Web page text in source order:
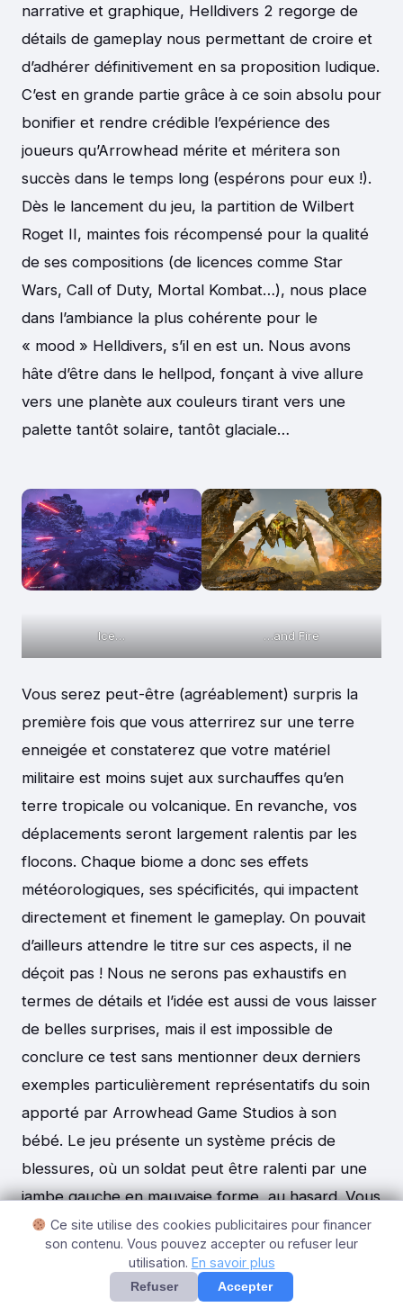
narrative et graphique, Helldivers 2 regorge de
détails de gameplay nous permettant de croire et
d’adhérer définitivement en sa proposition ludique.
C’est en grande partie grâce à ce soin absolu pour
bonifier et rendre crédible l’expérience des
joueurs qu’Arrowhead mérite et méritera son
succès dans le temps long (espérons pour eux !).
Dès le lancement du jeu, la partition de Wilbert
Roget II, maintes fois récompensé pour la qualité
de ses compositions (de licences comme Star
Wars, Call of Duty, Mortal Kombat…), nous place
dans l’ambiance la plus cohérente pour le
« mood » Helldivers, s’il en est un. Nous avons
hâte d’être dans le hellpod, fonçant à vive allure
vers une planète aux couleurs tirant vers une
palette tantôt solaire, tantôt glaciale…
Ice… …and Fire
Vous serez peut-être (agréablement) surpris la
première fois que vous atterrirez sur une terre
enneigée et constaterez que votre matériel
militaire est moins sujet aux surchauffes qu’en
terre tropicale ou volcanique. En revanche, vos
déplacements seront largement ralentis par les
flocons. Chaque biome a donc ses effets
météorologiques, ses spécificités, qui impactent
directement et finement le gameplay. On pouvait
d’ailleurs attendre le titre sur ces aspects, il ne
déçoit pas ! Nous ne serons pas exhaustifs en
termes de détails et l’idée est aussi de vous laisser
de belles surprises, mais il est impossible de
conclure ce test sans mentionner deux derniers
exemples particulièrement représentatifs du soin
apporté par Arrowhead Game Studios à son
bébé. Le jeu présente un système précis de
blessures, où un soldat peut être ralenti par une
jambe gauche en mauvaise forme, au hasard. Vous
imaginez bien que lorsque les dommages se
cumulent, il devient très difficile de s’extirper de
tout assaut ennemi ! Le joueur ne peut compter
Ce site utilise des cookies publicitaires pour financer
son contenu. Vous pouvez accepter ou refuser leur
utilisation. En savoir plus
Refuser Accepter